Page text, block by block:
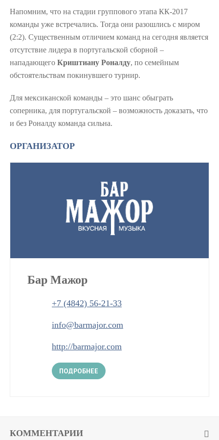
Напомним, что на стадии группового этапа КК-2017
команды уже встречались. Тогда они разошлись с миром
(2:2). Существенным отличием команд на сегодня является
отсутствие лидера в португальской сборной –
нападающего Криштиану Роналду, по семейным
обстоятельствам покинувшего турнир.
Для мексиканской команды – это шанс обыграть
соперника, для португальской – возможность доказать, что
и без Роналду команда сильна.
ОРГАНИЗАТОР
Бар Мажор
+7 (4842) 56-21-33
info@barmajor.com
http://barmajor.com
ПОДРОБНЕЕ
КОММЕНТАРИИ